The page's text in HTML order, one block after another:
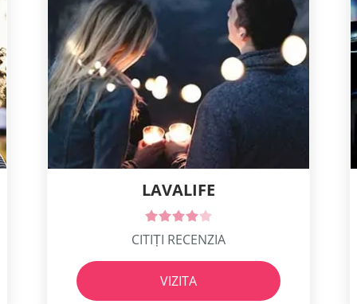
LAVALIFE
CITIȚI RECENZIA
VIZITA